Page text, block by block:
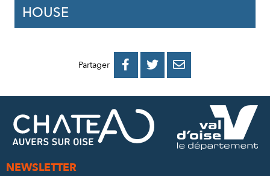
HOUSE
Partager 
PARTAGER
FACEBOOK
PARTAGER
PARTAGER
MAIL
NEWSLETTER